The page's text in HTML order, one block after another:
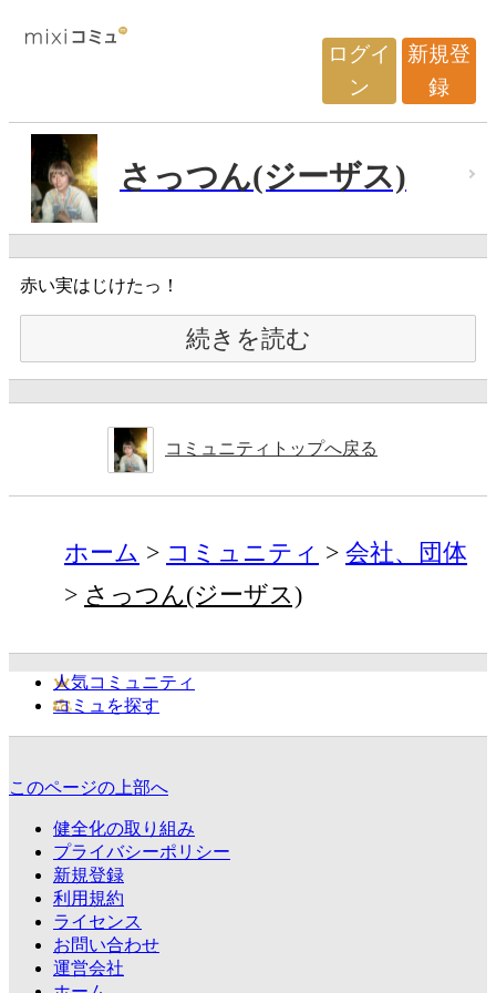
ログイ
ン
新規登
録
さっつん(ジーザス)
赤い実はじけたっ！
続きを読む
コミュニティトップへ戻る
ホーム コミュニティ
会社、団体
さっつん(ジーザス)
人気コミュニティ
コミュを探す
このページの上部へ
健全化の取り組み
プライバシーポリシー
新規登録
利用規約
ライセンス
お問い合わせ
運営会社